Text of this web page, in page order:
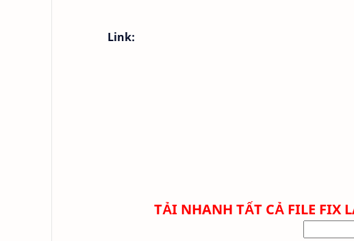
Link:
TẢI NHANH TẤT CẢ FILE FIX